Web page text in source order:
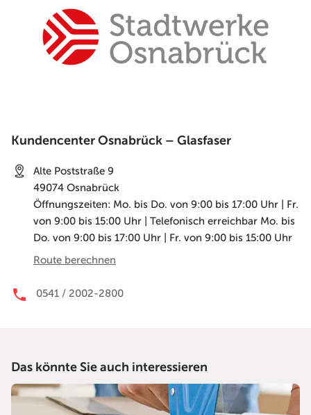
Kundencenter Osnabrück – Glasfaser
Alte Poststraße 9
49074 Osnabrück
Öffnungszeiten: Mo. bis Do. von 9:00 bis 17:00 Uhr | Fr.
von 9:00 bis 15:00 Uhr | Telefonisch erreichbar Mo. bis
Do. von 9:00 bis 17:00 Uhr | Fr. von 9:00 bis 15:00 Uhr
Route berechnen
0541 / 2002-2800
Das könnte Sie auch interessieren